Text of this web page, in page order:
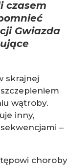
czasem
Gwiazda
skrajnej
wątroby.
inny,
–
choroby